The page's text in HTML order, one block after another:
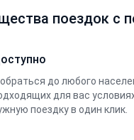
поездок с
до любого
для вас
поездку в один клик.